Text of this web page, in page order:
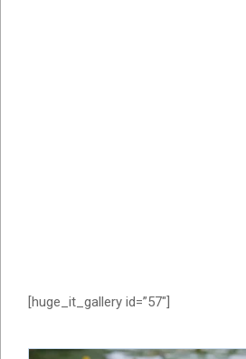
[huge_it_gallery id=”57″]